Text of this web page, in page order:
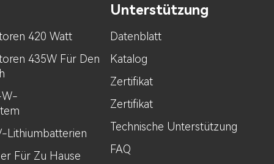
420 Watt
435W Für Den
W-
Lithiumbatterien
Für Zu Hause
Unterstützung
Datenblatt
Katalog
Zertifikat
Zertifikat
Technische Unterstützung
FAQ